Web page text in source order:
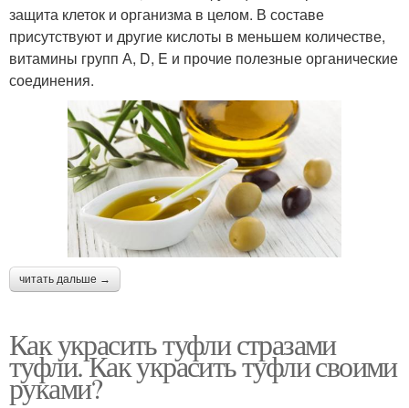
защита клеток и организма в целом. В составе
присутствуют и другие кислоты в меньшем количестве,
витамины групп А, D, E и прочие полезные органические
соединения.
читать дальше →
Как украсить туфли стразами
туфли. Как украсить туфли своими
руками?